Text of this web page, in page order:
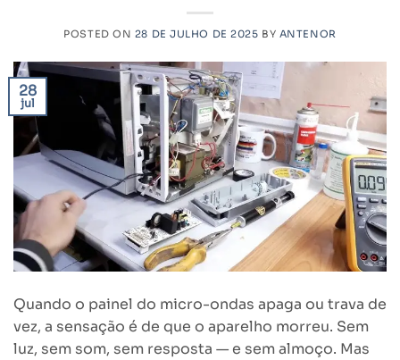
POSTED ON 28 DE JULHO DE 2025 BY ANTENOR
28
jul
Quando o painel do micro-ondas apaga ou trava de
vez, a sensação é de que o aparelho morreu. Sem
luz, sem som, sem resposta — e sem almoço. Mas